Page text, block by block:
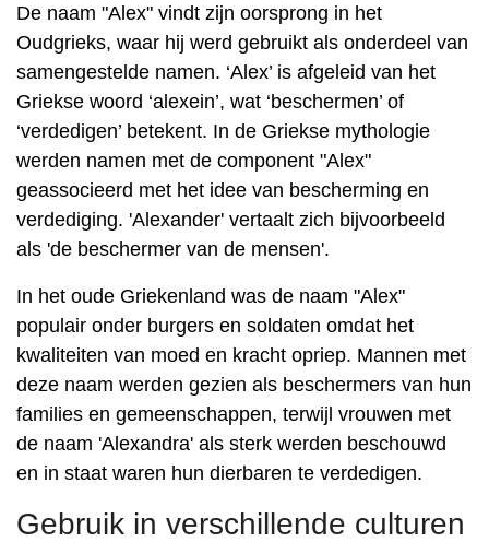
De naam "Alex" vindt zijn oorsprong in het
Oudgrieks, waar hij werd gebruikt als onderdeel van
samengestelde namen. ‘Alex’ is afgeleid van het
Griekse woord ‘alexein’, wat ‘beschermen’ of
‘verdedigen’ betekent. In de Griekse mythologie
werden namen met de component "Alex"
geassocieerd met het idee van bescherming en
verdediging. 'Alexander' vertaalt zich bijvoorbeeld
als 'de beschermer van de mensen'.
In het oude Griekenland was de naam "Alex"
populair onder burgers en soldaten omdat het
kwaliteiten van moed en kracht opriep. Mannen met
deze naam werden gezien als beschermers van hun
families en gemeenschappen, terwijl vrouwen met
de naam 'Alexandra' als sterk werden beschouwd
en in staat waren hun dierbaren te verdedigen.
Gebruik in verschillende culturen